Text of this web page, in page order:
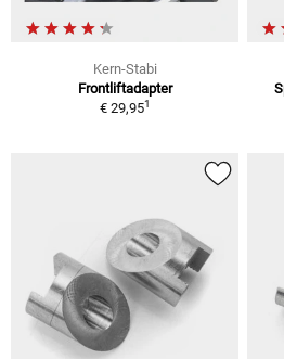
Kern-Stabi
Frontliftadapter
€ 29,951